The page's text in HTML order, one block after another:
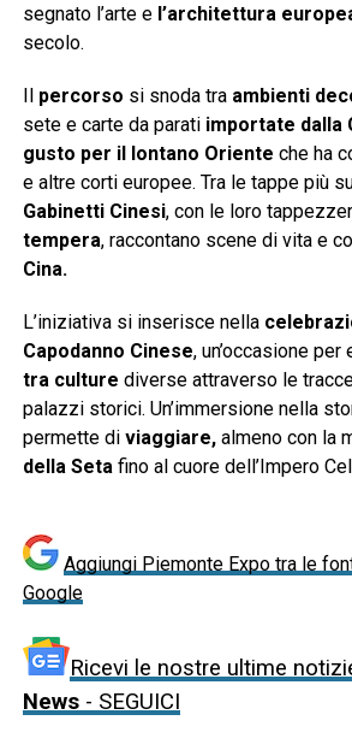
segnato l’arte e l’architettura
secolo.
percorso si snoda tra ambienti
sete e carte da parati importate dalla
gusto per il lontano Oriente che ha
e altre corti europee. Tra le tappe più
Gabinetti Cinesi, con le loro
tempera, raccontano scene di vita e
Cina.
L’iniziativa si inserisce nella
Capodanno Cinese, un’occasione
tra culture diverse attraverso le
palazzi storici. Un’immersione nella
permette diviaggiare,almeno con la
della Setafino al cuore dell’Impero
Aggiungi Piemonte Expo tra le
Google
Ricevi le nostre ultime
News- SEGUICI